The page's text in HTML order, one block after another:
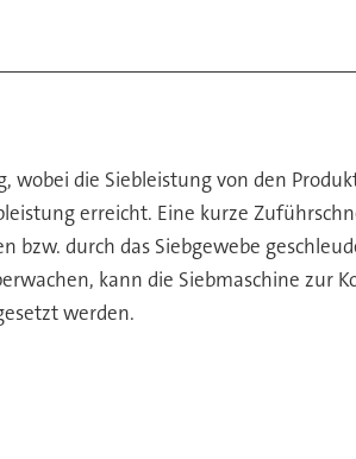
die Siebleistung von den
erreicht. Eine kurze
durch das Siebgewebe
kann die Siebmaschine zur
werden.